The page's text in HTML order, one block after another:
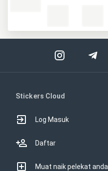
Stickers Cloud
Log Masuk
Daftar
Muat naik pelekat anda